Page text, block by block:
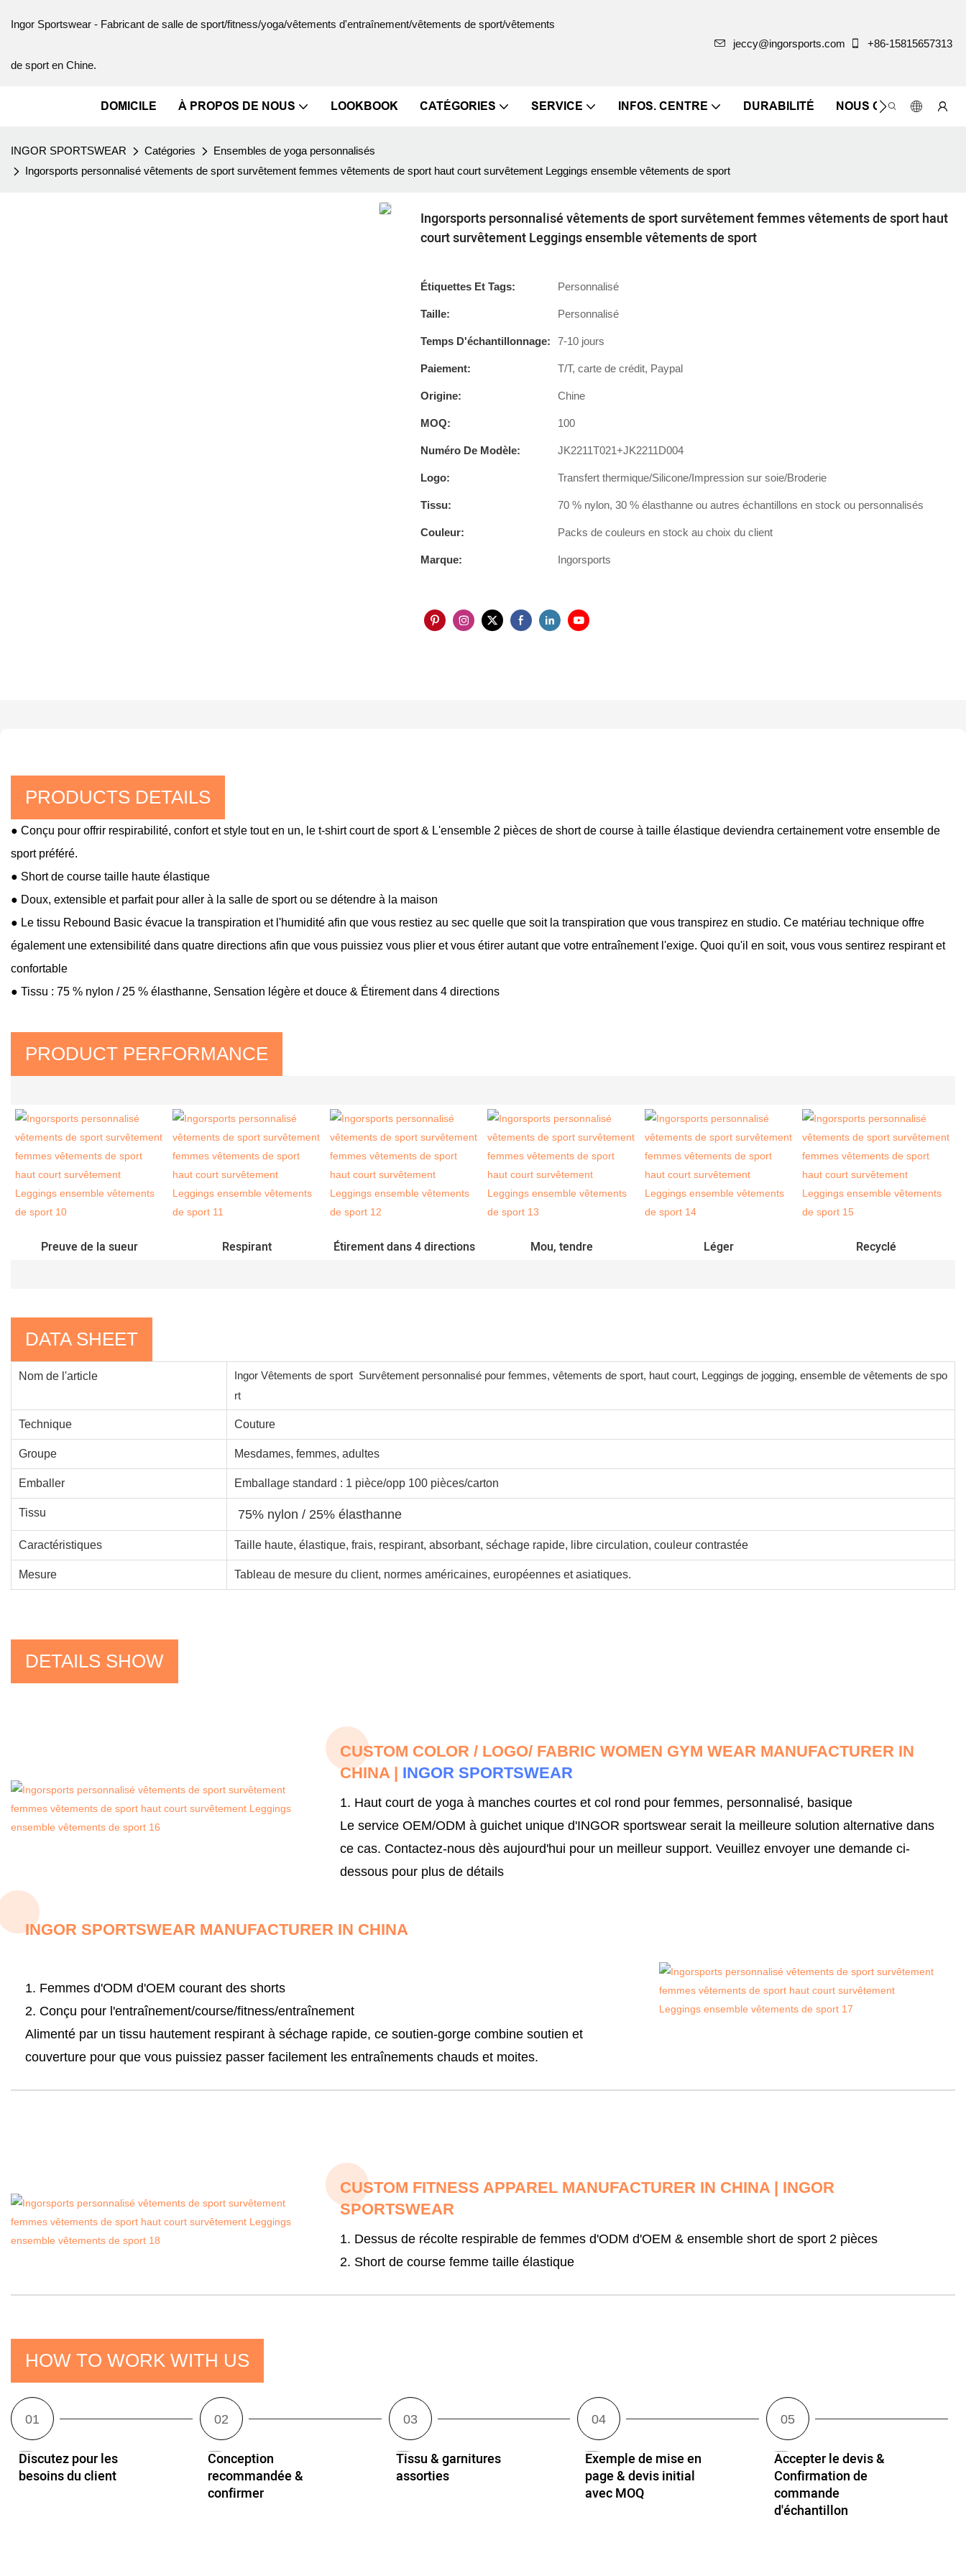
Ingor Sportswear - Fabricant de salle de sport/fitness/yoga/vêtements d'entraînement/vêtements de sport/vêtements
de sport en Chine.
jeccy@ingorsports.com +86-15815657313
DOMICILE À PROPOS DE NOUS LOOKBOOK CATÉGORIES SERVICE INFOS. CENTRE DURABILITÉ NOUS CONTACTER
INGOR SPORTSWEAR Catégories
Ensembles de yoga personnalisés
Ingorsports personnalisé vêtements de sport survêtement femmes vêtements de sport haut court survêtement Leggings ensemble vêtements de sport
Ingorsports personnalisé vêtements de sport survêtement femmes vêtements de sport haut
court survêtement Leggings ensemble vêtements de sport
Étiquettes Et Tags: Personnalisé
Taille: Personnalisé
Temps D'échantillonnage: 7-10 jours
Paiement: T/T, carte de crédit, Paypal
Origine: Chine
MOQ: 100
Numéro De Modèle: JK2211T021+JK2211D004
Logo: Transfert thermique/Silicone/Impression sur soie/Broderie
Tissu: 70 % nylon, 30 % élasthanne ou autres échantillons en stock ou personnalisés
Couleur: Packs de couleurs en stock au choix du client
Marque: Ingorsports
PRODUCTS DETAILS
● Conçu pour offrir respirabilité, confort et style tout en un, le t-shirt court de sport & L'ensemble 2 pièces de short de course à taille élastique deviendra certainement votre ensemble de
sport préféré.
● Short de course taille haute élastique
● Doux, extensible et parfait pour aller à la salle de sport ou se détendre à la maison
● Le tissu Rebound Basic évacue la transpiration et l'humidité afin que vous restiez au sec quelle que soit la transpiration que vous transpirez en studio. Ce matériau technique offre
également une extensibilité dans quatre directions afin que vous puissiez vous plier et vous étirer autant que votre entraînement l'exige. Quoi qu'il en soit, vous vous sentirez respirant et
confortable
● Tissu : 75 % nylon / 25 % élasthanne, Sensation légère et douce & Étirement dans 4 directions
PRODUCT PERFORMANCE
Preuve de la sueur Respirant Étirement dans 4 directions Mou, tendre Léger Recyclé
DATA SHEET
Nom de l'article Ingor Vêtements de sport Survêtement personnalisé pour femmes, vêtements de sport, haut court, Leggings de jogging, ensemble de vêtements de spo
rt
Technique Couture
Groupe Mesdames, femmes, adultes
Emballer Emballage standard : 1 pièce/opp 100 pièces/carton
Tissu 75% nylon / 25% élasthanne
Caractéristiques Taille haute, élastique, frais, respirant, absorbant, séchage rapide, libre circulation, couleur contrastée
Mesure Tableau de mesure du client, normes américaines, européennes et asiatiques.
DETAILS SHOW
CUSTOM COLOR / LOGO/ FABRIC WOMEN GYM WEAR MANUFACTURER IN
CHINA | INGOR SPORTSWEAR
1. Haut court de yoga à manches courtes et col rond pour femmes, personnalisé, basique
Le service OEM/ODM à guichet unique d'INGOR sportswear serait la meilleure solution alternative dans
ce cas. Contactez-nous dès aujourd'hui pour un meilleur support. Veuillez envoyer une demande ci-
dessous pour plus de détails
INGOR SPORTSWEAR MANUFACTURER IN CHINA
1. Femmes d'ODM d'OEM courant des shorts
2. Conçu pour l'entraînement/course/fitness/entraînement
Alimenté par un tissu hautement respirant à séchage rapide, ce soutien-gorge combine soutien et
couverture pour que vous puissiez passer facilement les entraînements chauds et moites.
CUSTOM FITNESS APPAREL MANUFACTURER IN CHINA | INGOR
SPORTSWEAR
1. Dessus de récolte respirable de femmes d'ODM d'OEM & ensemble short de sport 2 pièces
2. Short de course femme taille élastique
HOW TO WORK WITH US
Discutez pour les
besoins du client
Conception
recommandée &
confirmer
Tissu & garnitures
assorties
Exemple de mise en
page & devis initial
avec MOQ
Accepter le devis &
Confirmation de
commande
d'échantillon